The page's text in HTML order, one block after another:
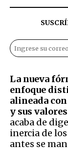
La nueva
enfoque
alineada
y sus
acaba de
inercia de
antes se